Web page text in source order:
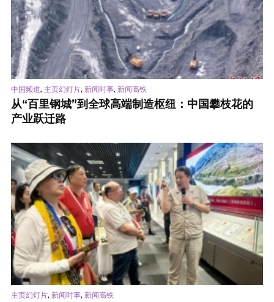
中国频道, 主页幻灯片, 新闻时事, 新闻高铁
从“百里钢城”到全球高端制造枢纽：中国攀枝花的
产业跃迁路
主页幻灯片, 新闻时事, 新闻高铁